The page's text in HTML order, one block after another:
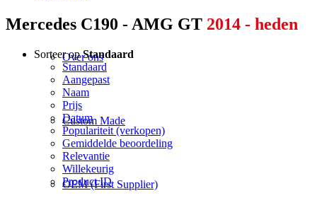
Over ons
Custom Made
OEM (First Supplier)
Mercedes C190 - AMG GT 2014 - heden
Sorteer opStandaard
Standaard
Aangepast
Naam
Prijs
Datum
Populariteit (verkopen)
Gemiddelde beoordeling
Relevantie
Willekeurig
Product ID